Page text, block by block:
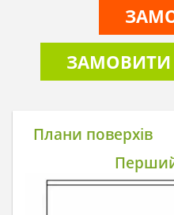
ЗАМОВИТИ
Плани поверхів